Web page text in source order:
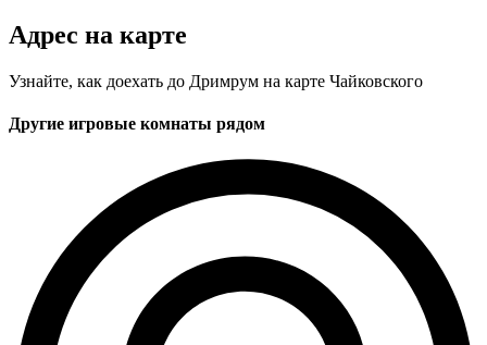
Адрес на карте
Узнайте, как доехать до Дримрум на карте Чайковского
Другие игровые комнаты рядом